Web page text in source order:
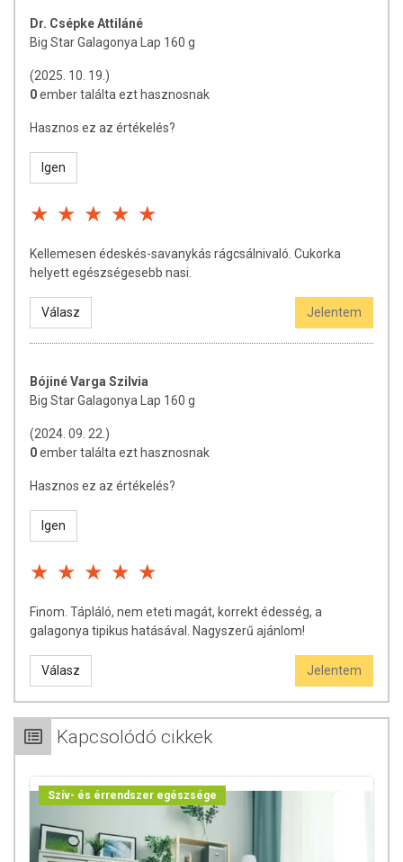
Dr. Csépke Attiláné
Big Star Galagonya Lap 160 g
(2025. 10. 19.)
0ember találta ezt hasznosnak
Hasznos ez az értékelés?
Igen
Kellemesen édeskés-savanykás rágcsálnivaló. Cukorka
helyett egészségesebb nasi.
Válasz Jelentem
Bójiné Varga Szilvia
Big Star Galagonya Lap 160 g
(2024. 09. 22.)
0ember találta ezt hasznosnak
Hasznos ez az értékelés?
Igen
Finom. Tápláló, nem eteti magát, korrekt édesség, a
galagonya tipikus hatásával. Nagyszerű ajánlom!
Válasz Jelentem
Kapcsolódó cikkek
Szív- és érrendszer egészsége